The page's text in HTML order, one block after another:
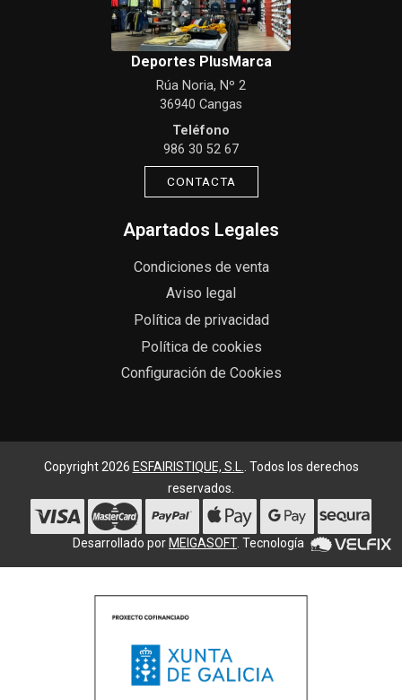
Deportes PlusMarca
Rúa Noria, Nº 2
36940 Cangas
Teléfono
986 30 52 67
CONTACTA
Apartados Legales
Condiciones de venta
Aviso legal
Política de privacidad
Política de cookies
Configuración de Cookies
Copyright 2026 ESFAIRISTIQUE, S.L.. Todos los derechos
reservados.
Desarrollado por MEIGASOFT. Tecnología